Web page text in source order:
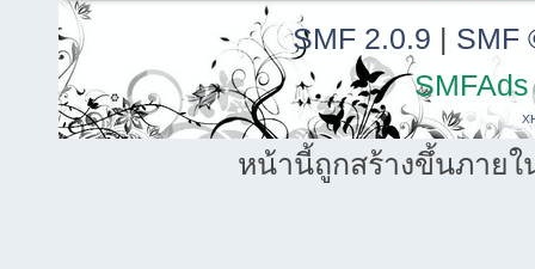
SMF 2.0.9 | SMF
SMFAds
หน้านี้ถูกสร้างขึ้นภายใ